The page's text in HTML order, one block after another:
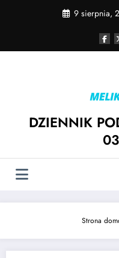
9 sierpnia,
DZIENNIK
Strona